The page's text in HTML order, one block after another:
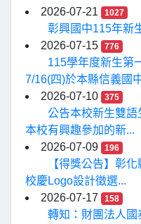
2026-07-21
1027
彰興國中115年新
2026-07-15
776
115學年度新生第
7/16(四)於本縣信義國
2026-07-10
375
公告本校新生雙
本校有興趣參加的新...
2026-07-09
196
【得獎公告】彰
校慶Logo設計徵選...
2026-07-17
158
轉知：財團法人